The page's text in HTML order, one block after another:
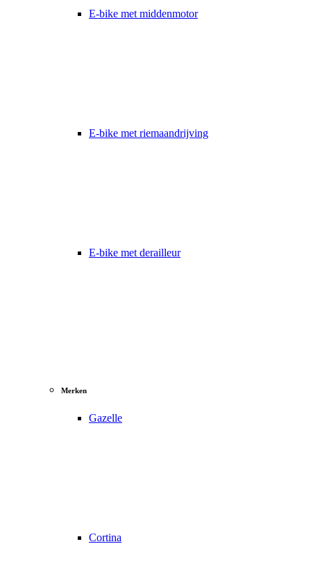
E-bike met middenmotor
E-bike met riemaandrijving
E-bike met derailleur
Merken
Gazelle
Cortina